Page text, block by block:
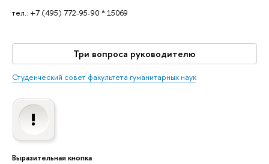
тел.: +7 (495) 772-95-90 * 15069
Три вопроса руководителю
Студенческий совет факультета гуманитарных наук
Выразительная кнопка